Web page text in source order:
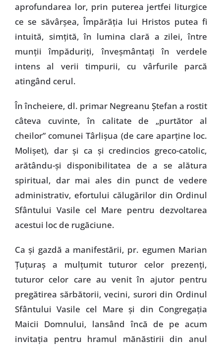
aprofundarea lor, prin puterea jertfei liturgice
ce se săvârşea, Împărăţia lui Hristos putea fi
intuită, simţită, în lumina clară a zilei, între
munţii împăduriţi, înveşmântaţi în verdele
intens al verii timpurii, cu vârfurile parcă
atingând cerul.
În încheiere, dl. primar Negreanu Ştefan a rostit
câteva cuvinte, în calitate de „purtător al
cheilor” comunei Târlişua (de care aparţine loc.
Molişet), dar şi ca şi credincios greco-catolic,
arătându-şi disponibilitatea de a se alătura
spiritual, dar mai ales din punct de vedere
administrativ, efortului călugărilor din Ordinul
Sfântului Vasile cel Mare pentru dezvoltarea
acestui loc de rugăciune.
Ca şi gazdă a manifestării, pr. egumen Marian
Ţuţuraş a mulţumit tuturor celor prezenţi,
tuturor celor care au venit în ajutor pentru
pregătirea sărbătorii, vecini, surori din Ordinul
Sfântului Vasile cel Mare şi din Congregaţia
Maicii Domnului, lansând încă de pe acum
invitaţia pentru hramul mănăstirii din anul